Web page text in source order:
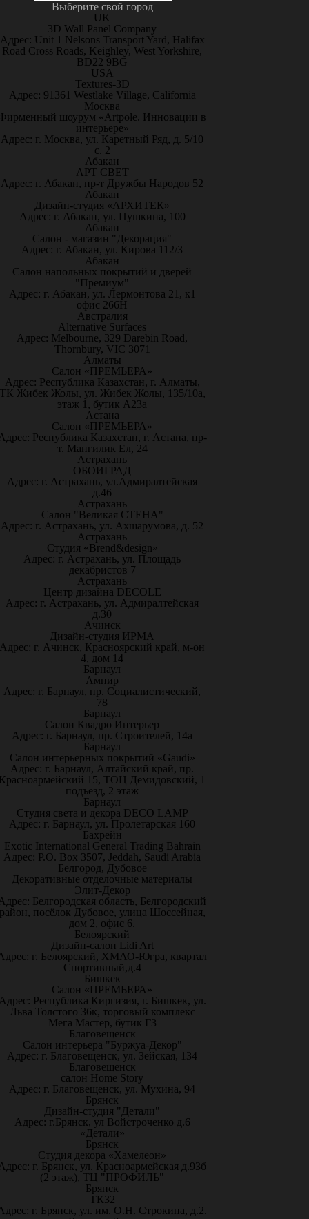
Выберите свой город
UK
3D Wall Panel Company
Адрес: Unit 1 Nelsons Transport Yard, Halifax
Road Cross Roads, Keighley, West Yorkshire,
BD22 9BG
USA
Textures-3D
Адрес: 91361 Westlake Village, California
Москва
шоурум «Artpole. Инновации в
интерьере»
Адрес: г. Москва, ул. Каретный Ряд, д. 5/10
с. 2
Абакан
АРТ СВЕТ
Адрес: г. Абакан, пр-т Дружбы Народов 52
Абакан
Дизайн-студия «АРХИТЕК»
Адрес: г. Абакан, ул. Пушкина, 100
Абакан
Салон - магазин "Декорация"
Адрес: г. Абакан, ул. Кирова 112/3
Абакан
Салон напольных покрытий и дверей
"Премиум"
Адрес: г. Абакан, ул. Лермонтова 21, к1
офис 266Н
Австралия
Alternative Surfaces
Адрес: Melbourne, 329 Darebin Road,
Thornbury, VIC 3071
Алматы
Салон «ПРЕМЬЕРА»
Адрес: Республика Казахстан, г. Алматы,
Жибек Жолы, ул. Жибек Жолы, 135/10а,
этаж 1, бутик А23а
Астана
Салон «ПРЕМЬЕРА»
Республика Казахстан, г. Астана, пр-
т. Мангилик Ел, 24
Астрахань
ОБОИГРАД
Адрес: г. Астрахань, ул.Адмиралтейская
д.46
Астрахань
Салон "Великая СТЕНА"
Адрес: г. Астрахань, ул. Ахшарумова, д. 52
Астрахань
Студия «Brend&design»
Адрес: г. Астрахань, ул. Площадь
декабристов 7
Астрахань
Центр дизайна DECOLE
Адрес: г. Астрахань, ул. Адмиралтейская
д.30
Ачинск
Дизайн-студия ИРМА
Адрес: г. Ачинск, Красноярский край, м-он
4, дом 14
Барнаул
Ампир
Адрес: г. Барнаул, пр. Социалистический,
78
Барнаул
Салон Квадро Интерьер
Адрес: г. Барнаул, пр. Строителей, 14а
Барнаул
Салон интерьерных покрытий «Gaudi»
Адрес: г. Барнаул, Алтайский край, пр.
15, ТОЦ Демидовский, 1
подъезд, 2 этаж
Барнаул
Студия света и декора DECO LAMP
Адрес: г. Барнаул, ул. Пролетарская 160
Бахрейн
Exotic International General Trading Bahrain
Адрес: P.O. Box 3507, Jeddah, Saudi Arabia
Белгород, Дубовое
Декоративные отделочные материалы
Элит-Декор
Белгородская область, Белгородский
посёлок Дубовое, улица Шоссейная,
дом 2, офис 6.
Белоярский
Дизайн-салон Lidi Art
г. Белоярский, ХМАО-Югра, квартал
Спортивный,д.4
Бишкек
Салон «ПРЕМЬЕРА»
Республика Киргизия, г. Бишкек, ул.
Льва Толстого 36к, торговый комплекс
Мега Мастер, бутик Г3
Благовещенск
Салон интерьера "Буржуа-Декор"
Адрес: г. Благовещенск, ул. Зейская, 134
Благовещенск
салон Home Story
Адрес: г. Благовещенск, ул. Мухина, 94
Брянск
Дизайн-студия "Детали"
Адрес: г.Брянск, ул Войстроченко д.6
«Детали»
Брянск
Студия декора «Хамелеон»
г. Брянск, ул. Красноармейская д.93б
(2 этаж), ТЦ "ПРОФИЛЬ"
Брянск
ТК32
г. Брянск, ул. им. О.Н. Строкина, д.2.